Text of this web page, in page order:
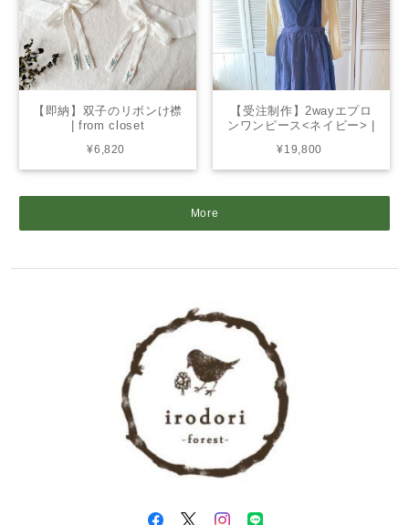
【即納】双子のリボンけ襟
| from closet
¥6,820
【受注制作】2wayエプロ
ンワンピース<ネイビー> |
¥19,800
More